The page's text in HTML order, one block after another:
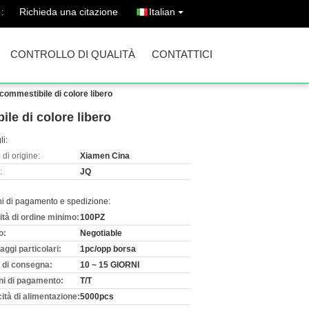
Richieda una citazione Italian
CONTROLLO DI QUALITÀ CONTATTICI
di colore libero
di colore libero
di origine:
Xiamen Cina
JQ
di pagamento e spedizione:
di ordine minimo:100PZ
Negotiable
particolari:
1pc/opp borsa
di consegna:
10 ~ 15 GIORNI
di pagamento:
T/T
di alimentazione:5000pcs